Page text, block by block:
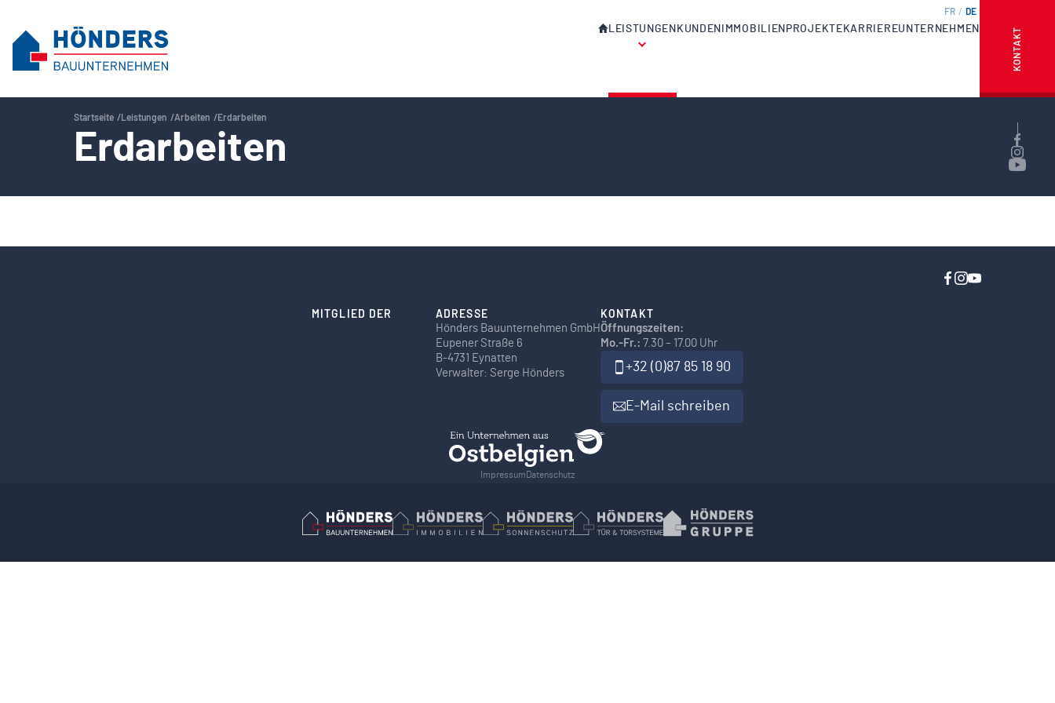
FR DE
HOME
LEISTUNGEN KUNDEN IMMOBILIENPROJEKTE KARRIEREUNTERNEHMEN KONTAKT
Startseite Leistungen Arbeiten Erdarbeiten
Erdarbeiten
MITGLIED DER ADRESSE
Hönders Bauunternehmen GmbH
Eupener Straße 6
B-4731 Eynatten
Verwalter: Serge Hönders
KONTAKT
Öffnungszeiten:
Mo.-Fr.: 7.30 – 17.00 Uhr
+32 (0)87 85 18 90
E-Mail schreiben
Impressum Datenschutz
Hönders Bauunternehmen
Hoenders ImmobilienHönders SonnenschutzHönders Tür- und Torsysteme
Hoenders Gruppe